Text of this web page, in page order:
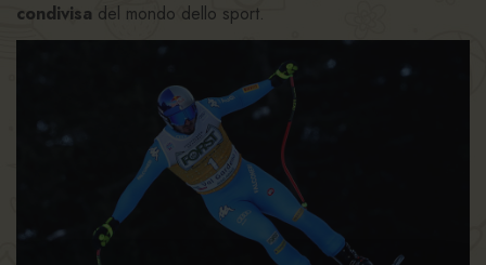
condivisa del mondo dello sport.